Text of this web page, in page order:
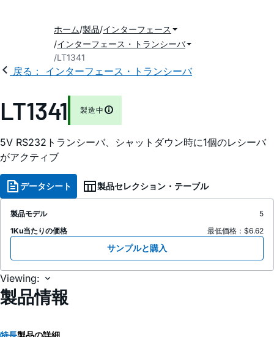
ホーム 製品 インターフェース
インターフェース・トランシーバ
LT1341
戻る： インターフェース・トランシーバ
LT1341 製造中
5V RS232トランシーバ、シャットダウン時に1個のレシーバ
がアクティブ
データシート 製品セレクション・テーブル
製品モデル
5
1Ku当たりの価格
最低価格：$6.62
サンプルと購入
Viewing:
製品情報